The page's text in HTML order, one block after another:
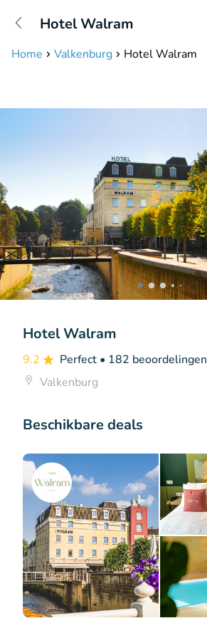
Hotel Walram
Home Valkenburg Hotel Walram
Hotel Walram
9.2 Perfect • 182 beoordelingen
Valkenburg
Beschikbare deals